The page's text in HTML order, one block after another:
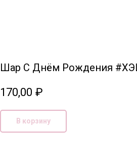
Шар С Днём Рождения
170,00 ₽
В корзину